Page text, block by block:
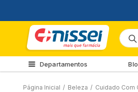
Departamentos
Página Inicial / Beleza / Cuidado Com